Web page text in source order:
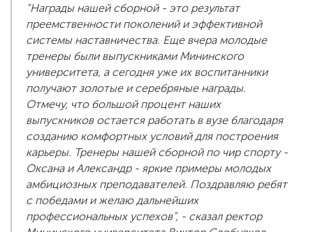
“Награды нашей сборной - это результат
преемственности поколений и эффективной
системы наставничества. Еще вчера молодые
тренеры были выпускниками Мининского
университета, а сегодня уже их воспитанники
получают золотые и серебряные награды.
Отмечу, что большой процент наших
выпускников остается работать в вузе благодаря
созданию комфортных условий для построения
карьеры. Тренеры нашей сборной по чир спорту -
Оксана и Александр - яркие примеры молодых
амбициозных преподавателей. Поздравляю ребят
с победами и желаю дальнейших
профессиональных успехов”, - сказал ректор